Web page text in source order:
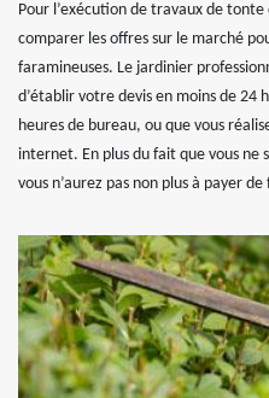
Pour l’exécution de travaux de
comparer les offres sur le marché
faramineuses. Le jardinier
d’établir votre devis en moins de 24
heures de bureau, ou que vous
internet. En plus du fait que vous ne
vous n’aurez pas non plus à payer